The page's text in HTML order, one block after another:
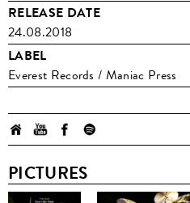
RELEASE DATE
24.08.2018
LABEL
Everest Records / Maniac Press
PICTURES